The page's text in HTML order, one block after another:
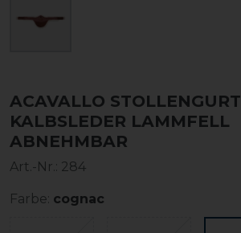
ACAVALLO STOLLENGURT
KALBSLEDER LAMMFELL
ABNEHMBAR
Art.-Nr.: 284
Farbe: cognac